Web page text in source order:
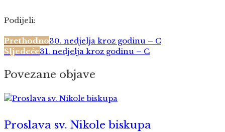
Podijeli:
Prethodno30. nedjelja kroz godinu – C
Sljedeće31. nedjelja kroz godinu – C
Povezane objave
Proslava sv. Nikole biskupa